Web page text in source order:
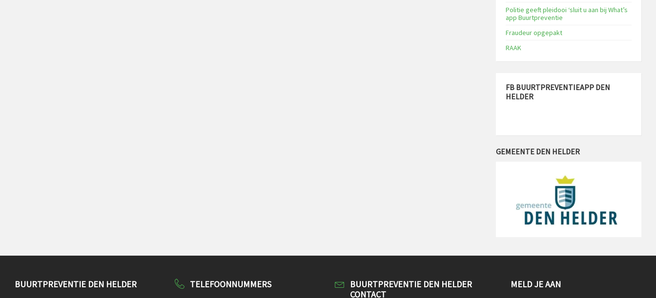
Politie geeft pleidooi ‘sluit u aan bij What’s
app Buurtpreventie
Fraudeur opgepakt
RAAK
FB BUURTPREVENTIEAPP DEN
HELDER
GEMEENTE DEN HELDER
BUURTPREVENTIE DEN HELDER TELEFOONNUMMERS
BUURTPREVENTIE DEN HELDER
CONTACT
MELD JE AAN